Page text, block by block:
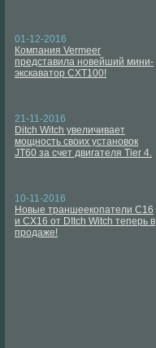
01-12-2016
Компания Vermeer
представила новейший мини-
экскаватор CXT100!
21-11-2016
Ditch Witch увеличивает
мощность своих установок
JT60 за счет двигателя Tier 4.
10-11-2016
Новые траншеекопатели C16
и CX16 от DItch Witch теперь в
продаже!